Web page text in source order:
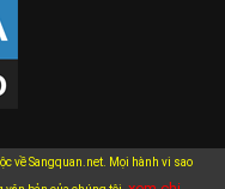
về Sangquan.net. Mọi hành vi sao